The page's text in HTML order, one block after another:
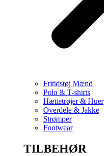
Fritidstøj Mænd
Polo & T-shirts
Hættetrøjer & Huer
Overdele & Jakke
Strømper
Footwear
TILBEHØR